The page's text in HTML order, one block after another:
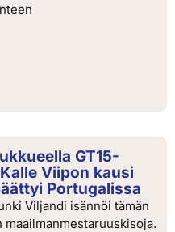
GT15-
Viipon kausi
Portugalissa
Viljandi isännöi tämän